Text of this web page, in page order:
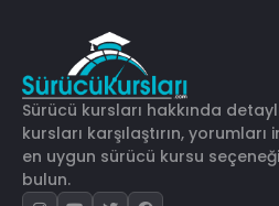
Sürücü kursları hakkında
kursları karşılaştırın, yorumları
en uygun sürücü kursu
bulun.